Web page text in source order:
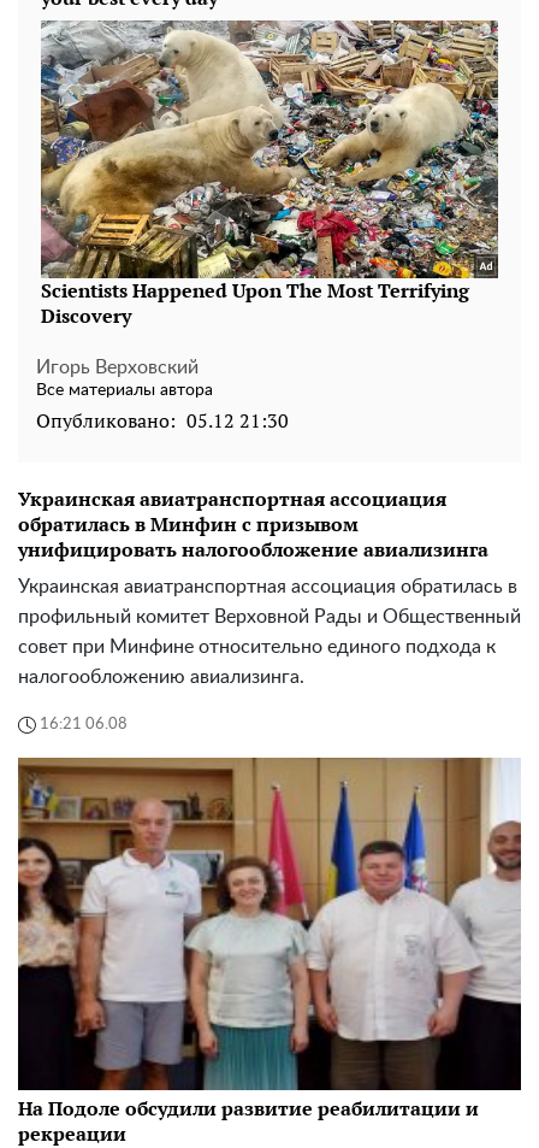
Игорь Верховский
Все материалы автора
Опубликовано: 05.12 21:30
Украинская авиатранспортная ассоциация
обратилась в Минфин с призывом
унифицировать налогообложение авиализинга
Украинская авиатранспортная ассоциация обратилась в
профильный комитет Верховной Рады и Общественный
совет при Минфине относительно единого подхода к
налогообложению авиализинга.
16:21 06.08
На Подоле обсудили развитие реабилитации и
рекреации